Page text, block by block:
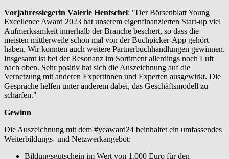
Vorjahressiegerin Valerie Hentschel: "Der Börsenblatt Young
Excellence Award 2023 hat unserem eigenfinanzierten Start-up viel
Aufmerksamkeit innerhalb der Branche beschert, so dass die
meisten mittlerweile schon mal von der Buchpicker-App gehört
haben. Wir konnten auch weitere Partnerbuchhandlungen gewinnen.
Insgesamt ist bei der Resonanz im Sortiment allerdings noch Luft
nach oben. Sehr positiv hat sich die Auszeichnung auf die
Vernetzung mit anderen Expertinnen und Experten ausgewirkt. Die
Gespräche helfen unter anderem dabei, das Geschäftsmodell zu
schärfen."
Gewinn
Die Auszeichnung mit dem #yeaward24 beinhaltet ein umfassendes
Weiterbildungs- und Netzwerkangebot:
Bildungsgutschein im Wert von 1.000 Euro für den